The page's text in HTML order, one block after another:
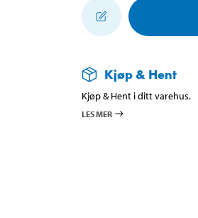
Kjøp & Hent
Kjøp & Hent i ditt varehus.
LES MER